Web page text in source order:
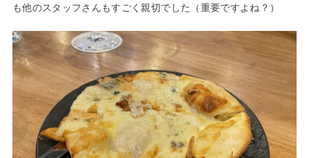
も他のスタッフさんもすごく親切でした（重要ですよね？）